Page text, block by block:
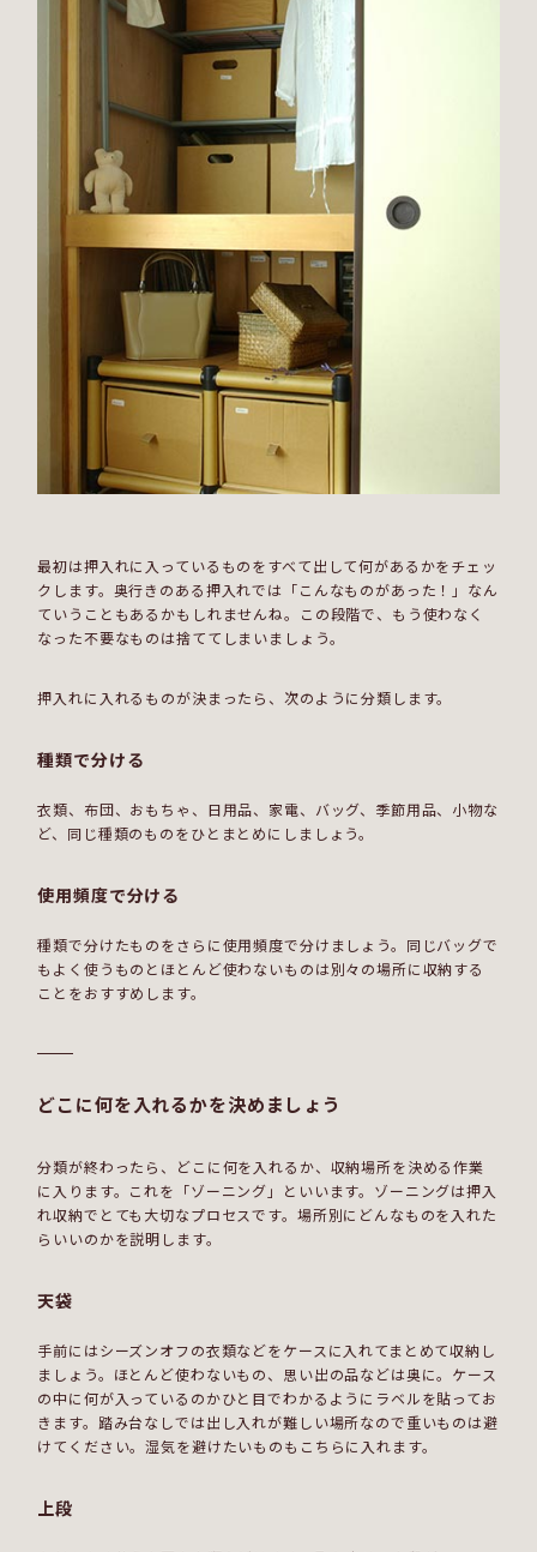
最初は押入れに入っているものをすべて出して何があるかをチェッ
クします。奥行きのある押入れでは「こんなものがあった！」なん
ていうこともあるかもしれませんね。この段階で、もう使わなく
なった不要なものは捨ててしまいましょう。
押入れに入れるものが決まったら、次のように分類します。
種類で分ける
衣類、布団、おもちゃ、日用品、家電、バッグ、季節用品、小物な
ど、同じ種類のものをひとまとめにしましょう。
使用頻度で分ける
種類で分けたものをさらに使用頻度で分けましょう。同じバッグで
もよく使うものとほとんど使わないものは別々の場所に収納する
ことをおすすめします。
どこに何を入れるかを決めましょう
分類が終わったら、どこに何を入れるか、収納場所を決める作業
に入ります。これを「ゾーニング」といいます。ゾーニングは押入
れ収納でとても大切なプロセスです。場所別にどんなものを入れた
らいいのかを説明します。
天袋
手前にはシーズンオフの衣類などをケースに入れてまとめて収納し
ましょう。ほとんど使わないもの、思い出の品などは奥に。ケース
の中に何が入っているのかひと目でわかるようにラベルを貼ってお
きます。踏み台なしでは出し入れが難しい場所なので重いものは避
けてください。湿気を避けたいものもこちらに入れます。
上段